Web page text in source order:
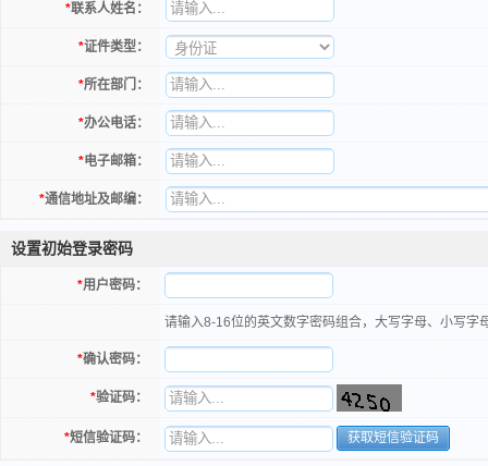
*联系人姓名：
*证件类型：
*所在部门：
*办公电话：
*电子邮箱：
*通信地址及邮编：
设置初始登录密码
*用户密码：
请输入8-16位的英文数字密码组合，大写字母、小写字
*确认密码：
*验证码：
*短信验证码： 获取短信验证码